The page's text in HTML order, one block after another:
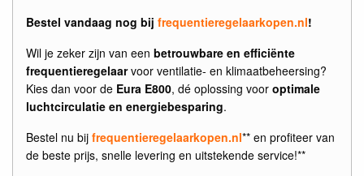
Bestel vandaag nog bij frequentieregelaarkopen.nl!
Wil je zeker zijn van een betrouwbare en efficiënte
frequentieregelaarvoor ventilatie- en klimaatbeheersing?
Kies dan voor de Eura E800, dé oplossing voor optimale
luchtcirculatie en energiebesparing.
Bestel nu bij frequentieregelaarkopen.nl** en profiteer van
de beste prijs, snelle levering en uitstekende service!**